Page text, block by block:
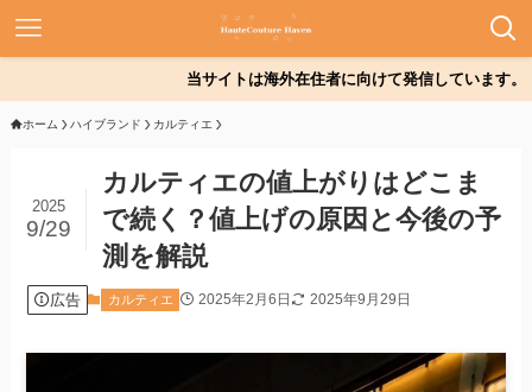
当サイトは海外在住者に向けて発信しています。
ホーム ハイブランド カルティエ
カルティエの値上がりはどこま
で続く？値上げの原因と今後の予
測を解説
2025
9/29
広告 カルティエ 2025年2月6日 2025年9月29日